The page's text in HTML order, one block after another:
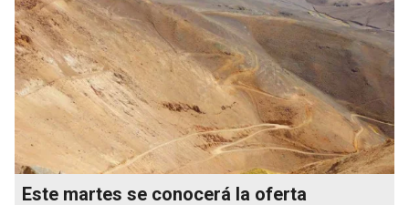
Este martes se conocerá la oferta